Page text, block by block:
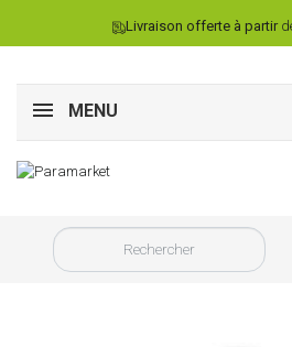
Livraison offerte à partir
MENU